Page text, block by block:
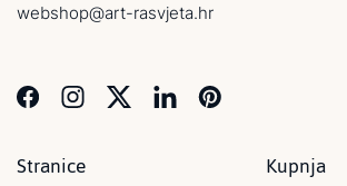
webshop@art-rasvjeta.hr
Stranice Kupnja